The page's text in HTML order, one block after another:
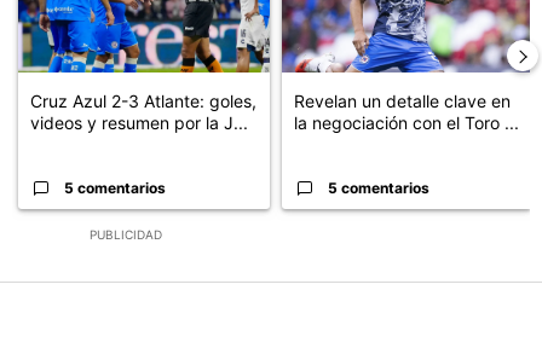
PUBLICIDAD
Cruz Azul 2-3 Atlante: goles,
videos y resumen por la J...
5 comentarios
Revelan un detalle clave en
la negociación con el Toro ...
5 comentarios